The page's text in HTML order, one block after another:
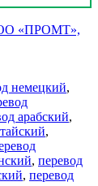
«ПРОМТ»,
немецкий,
арабский,
,
, перевод
, перевод